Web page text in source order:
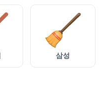
삼성